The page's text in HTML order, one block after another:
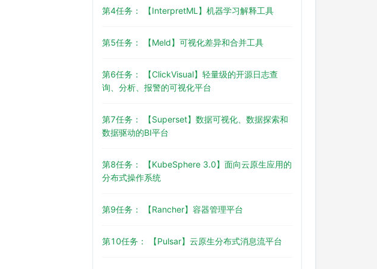
第4任务： 【InterpretML】机器学习解释工具
第5任务： 【Meld】可视化差异和合并工具
第6任务： 【ClickVisual】轻量级的开源日志查
询、分析、报警的可视化平台
第7任务： 【Superset】数据可视化、数据探索和
数据驱动的BI平台
第8任务： 【KubeSphere 3.0】面向云原生应用的
分布式操作系统
第9任务： 【Rancher】容器管理平台
第10任务： 【Pulsar】云原生分布式消息流平台